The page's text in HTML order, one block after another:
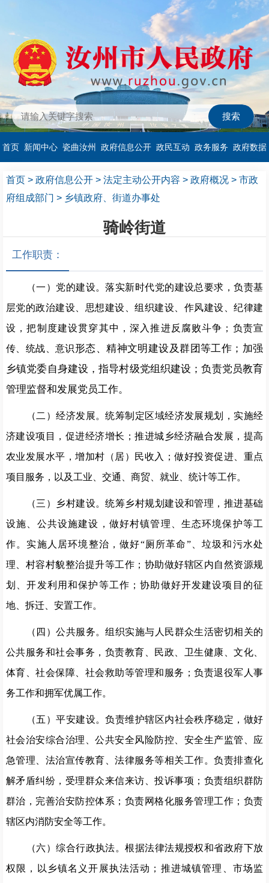
首页 新闻中心 瓷曲汝州 政府信息公开 政民互动 政务服务 政府数据
首页 > 政府信息公开 > 法定主动公开内容 > 政府概况 > 市政
府组成部门 > 乡镇政府、街道办事处
骑岭街道
工作职责：
（一）党的建设。落实新时代党的建设总要求，负责基
层党的政治建设、思想建设、组织建设、作风建设、纪律建
设，把制度建设贯穿其中，深入推进反腐败斗争；负责宣
传、统战、意识形态、精神文明建设及群团等工作；加强
乡镇党委自身建设，指导村级党组织建设；负责党员教育
管理监督和发展党员工作。
（二）经济发展。统筹制定区域经济发展规划，实施经
济建设项目，促进经济增长；推进城乡经济融合发展，提高
农业发展水平，增加村（居）民收入；做好投资促进、重点
项目服务，以及工业、交通、商贸、就业、统计等工作。
（三）乡村建设。统筹乡村规划建设和管理，推进基础
设施、公共设施建设，做好村镇管理、生态环境保护等工
作。实施人居环境整治，做好“厕所革命”、垃圾和污水处
理、村容村貌整治提升等工作；协助做好辖区内自然资源规
划、开发利用和保护等工作；协助做好开发建设项目的征
地、拆迁、安置工作。
（四）公共服务。组织实施与人民群众生活密切相关的
公共服务和社会事务，负责教育、民政、卫生健康、文化、
体育、社会保障、社会救助等管理和服务；负责退役军人事
务工作和拥军优属工作。
（五）平安建设。负责维护辖区内社会秩序稳定，做好
社会治安综合治理、公共安全风险防控、安全生产监管、应
急管理、法治宣传教育、法律服务等相关工作。负责排查化
解矛盾纠纷，受理群众来信来访、投诉事项；负责组织群防
群治，完善治安防控体系；负责网格化服务管理工作；负责
辖区内消防安全等工作。
（六）综合行政执法。根据法律法规授权和省政府下放
权限，以乡镇名义开展执法活动；推进城镇管理、市场监